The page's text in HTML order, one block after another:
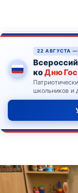
22 АВГУСТА
коДню
школьников и